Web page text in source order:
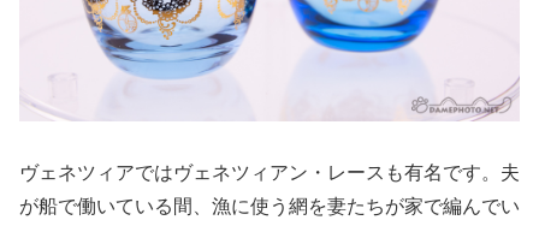
ヴェネツィアではヴェネツィアン・レースも有名です。夫
が船で働いている間、漁に使う網を妻たちが家で編んでい